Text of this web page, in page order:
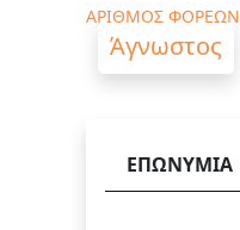
ΑΡΙΘΜΟΣ ΦΟΡΕΩΝ
Άγνωστος
ΕΠΩΝΥΜΙΑ